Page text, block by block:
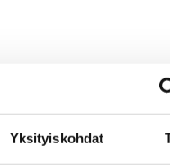
Yksityiskohdat
pidetään tiistaina